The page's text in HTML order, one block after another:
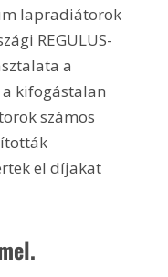
lapradiátorok
REGULUS-
a
kifogástalan
számos
el díjakat